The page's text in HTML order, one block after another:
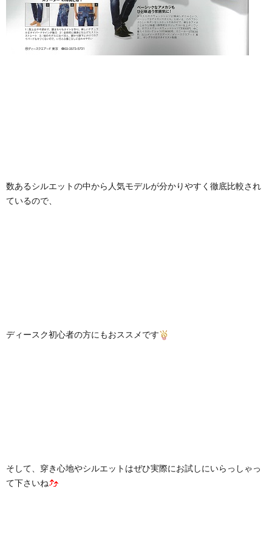
数あるシルエットの中から人気モデルが分かりやすく徹底比較され
ているので、
ディースク初心者の方にもおススメです
そして、穿き心地やシルエットはぜひ実際にお試しにいらっしゃっ
て下さいね